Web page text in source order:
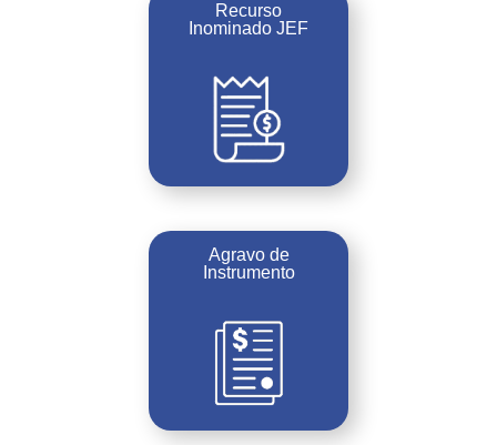
Recurso
Inominado JEF
Agravo de
Instrumento